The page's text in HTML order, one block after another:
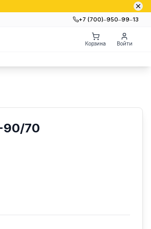
+7 (700)‒950‒99‒13
Корзина Войти
90/70